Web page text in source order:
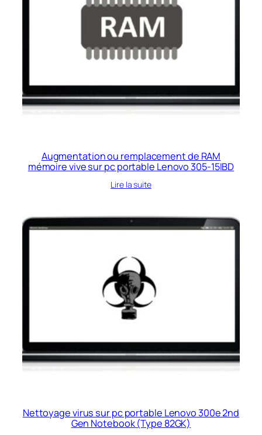
Augmentation ou remplacement de RAM
mémoire vive sur pc portable Lenovo 305-15IBD
Lire la suite
Nettoyage virus sur pc portable Lenovo 300e 2nd
Gen Notebook (Type 82GK)